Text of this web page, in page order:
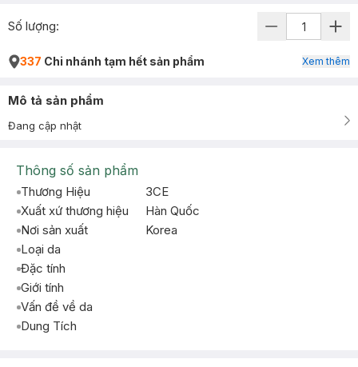
Số lượng:
337 Chi nhánh tạm hết sản phẩm Xem thêm
Mô tả sản phẩm
Đang cập nhật
Thông số sản phẩm
Thương Hiệu
3CE
Xuất xứ thương hiệu
Hàn Quốc
Nơi sản xuất
Korea
Loại da
Đặc tính
Giới tính
Vấn đề về da
Dung Tích